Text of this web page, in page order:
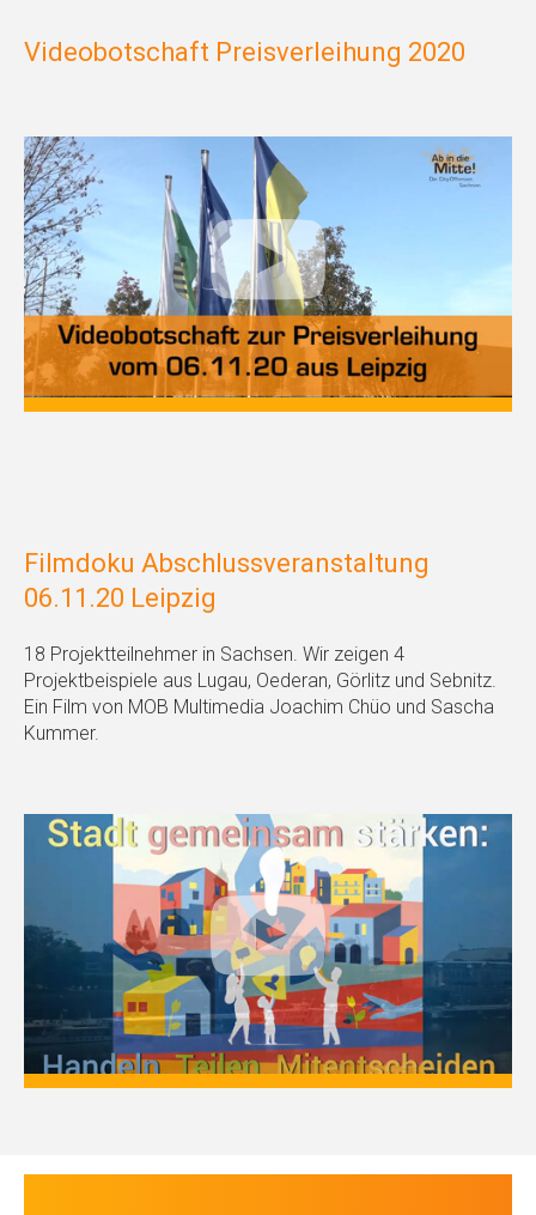
Videobotschaft Preisverleihung 2020
Filmdoku Abschlussveranstaltung
06.11.20 Leipzig
18 Projektteilnehmer in Sachsen. Wir zeigen 4
Projektbeispiele aus Lugau, Oederan, Görlitz und Sebnitz.
Ein Film von MOB Multimedia Joachim Chüo und Sascha
Kummer.